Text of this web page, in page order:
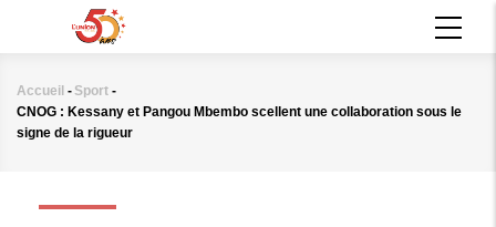
principal
Fil
d'Ariane
Accueil - Sport -
CNOG : Kessany et Pangou Mbembo scellent une collaboration sous le
signe de la rigueur